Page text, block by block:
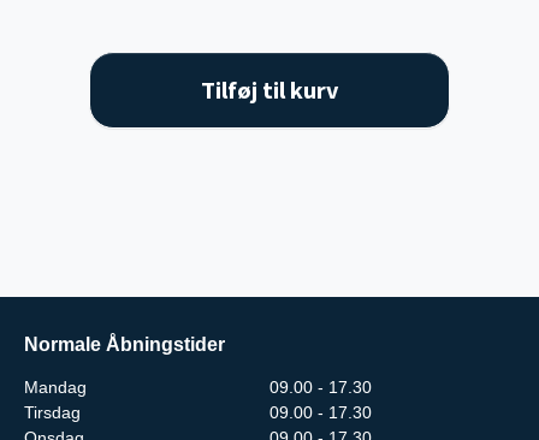
Tilføj til kurv
Normale Åbningstider
Mandag
09.00 - 17.30
Tirsdag
09.00 - 17.30